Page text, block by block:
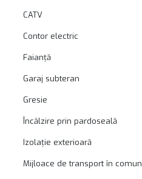
CATV
Contor electric
Faianță
Garaj subteran
Gresie
Încălzire prin pardoseală
Izolație exterioară
Mijloace de transport în comun